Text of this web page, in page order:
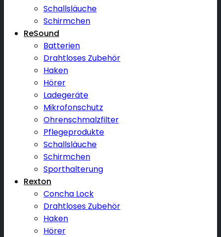
Schallsläuche
Schirmchen
ReSound
Batterien
Drahtloses Zubehör
Haken
Hörer
Ladegeräte
Mikrofonschutz
Ohrenschmalzfilter
Pflegeprodukte
Schallsläuche
Schirmchen
Sporthalterung
Rexton
Concha Lock
Drahtloses Zubehör
Haken
Hörer